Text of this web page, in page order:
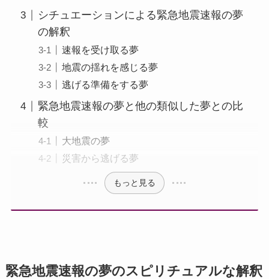
シチュエーションによる緊急地震速報の夢
の解釈
速報を受け取る夢
地震の揺れを感じる夢
逃げる準備をする夢
緊急地震速報の夢と他の類似した夢との比
較
大地震の夢
災害から逃げる夢
もっと見る
緊急地震速報の夢のスピリチュアルな解釈